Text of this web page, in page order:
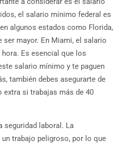
el salario mínimo federal es
algunos estados como Florida,
mayor. En Miami, el salario
Es esencial que los
salario mínimo y te paguen
también debes asegurarte de
extra si trabajas más de 40
seguridad laboral. La
trabajo peligroso, por lo que